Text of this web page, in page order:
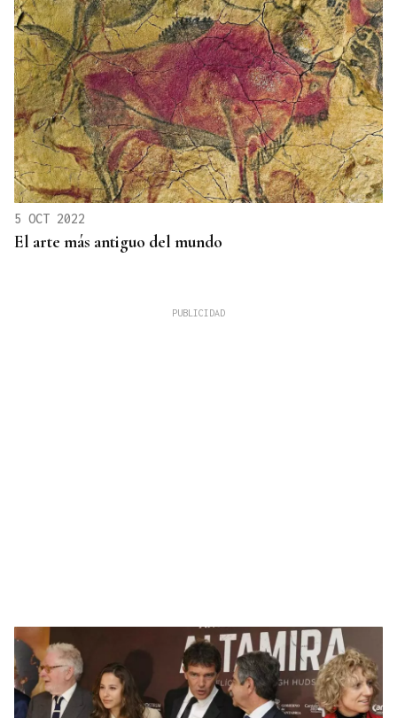
5 OCT 2022
El arte más antiguo del mundo